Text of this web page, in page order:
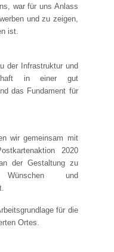
war für uns Anlass
und zu zeigen,
ist.
der Infrastruktur und
in einer gut
das Fundament für
wir gemeinsam mit
2020
der Gestaltung zu
und
für die
Ortes.